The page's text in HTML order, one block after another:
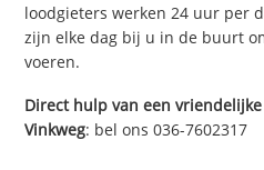
loodgieters werken 24 uur per
zijn elke dag bij u in de buurt
voeren.
Direct hulp van een
Vinkweg: bel ons 036-7602317